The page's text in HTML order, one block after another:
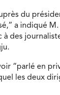
du
a indiqué M.
à des
“parlé en
les deux